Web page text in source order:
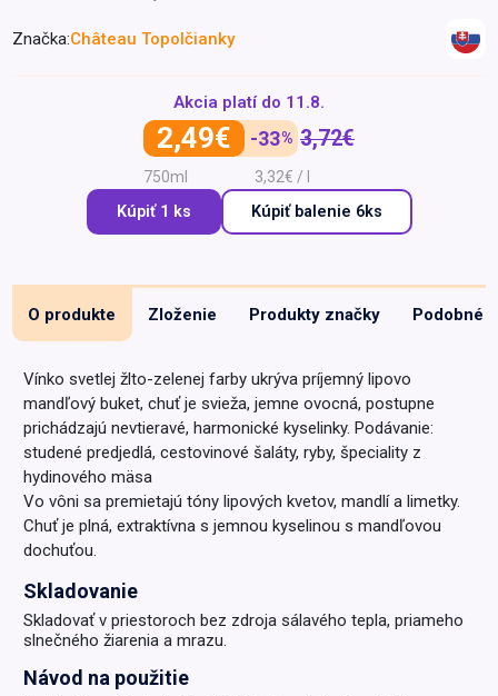
biopotraviny
Drogéria a kozmetika
Domácnosť a kancelária
Domáci miláčikovia
Značka:Château Topolčianky
Akcia platí do 11.8.
2,49€ -33% 3,72€
750ml 3,32€ / l
Kúpiť 1 ks Kúpiťbalenie 6ks
O produkte Zloženie Produkty značky Podobné
Vínko svetlej žlto-zelenej farby ukrýva príjemný lipovo
mandľový buket, chuť je svieža, jemne ovocná, postupne
prichádzajú nevtieravé, harmonické kyselinky. Podávanie:
studené predjedlá, cestovinové šaláty, ryby, špeciality z
hydinového mäsa
Vo vôni sa premietajú tóny lipových kvetov, mandlí a limetky.
Chuť je plná, extraktívna s jemnou kyselinou s mandľovou
dochuťou.
Skladovanie
Skladovať v priestoroch bez zdroja sálavého tepla, priameho
slnečného žiarenia a mrazu.
Návod na použitie